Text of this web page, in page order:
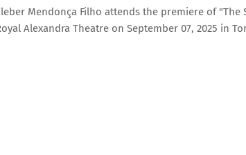
Kleber Mendonça Filho attends the premiere of
Alexandra Theatre on September 07, 2025 in